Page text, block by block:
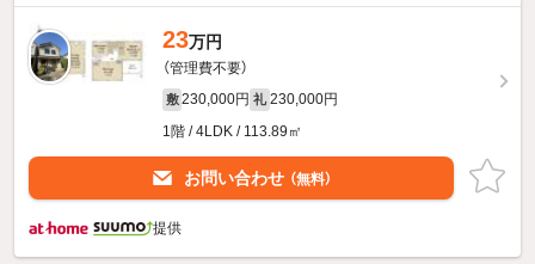
23万円
（管理費不要）
敷 230,000円 礼 230,000円
1階 / 4LDK / 113.89㎡
お問い合わせ （無料）
提供